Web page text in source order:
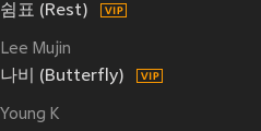
쉼표 (Rest)
Lee Mujin
나비 (Butterfly)
Young K